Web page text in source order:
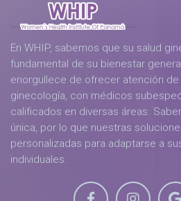
En WHIP, sabemos que su salud
fundamental de su bienestar
enorgullece de ofrecer atención de
ginecología, con médicos
calificados en diversas áreas.
única, por lo que nuestras
personalizadas para adaptarse a
individuales.